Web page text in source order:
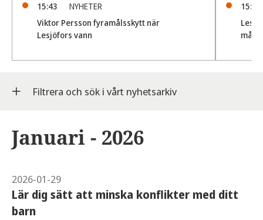
15:43
NYHETER
Viktor Persson fyramålsskytt när
Lesjöfors vann
15:41
Filtrera och sök i vårt nyhetsarkiv
Januari - 2026
2026-01-29
Lär dig sätt att minska konflikter med ditt
barn